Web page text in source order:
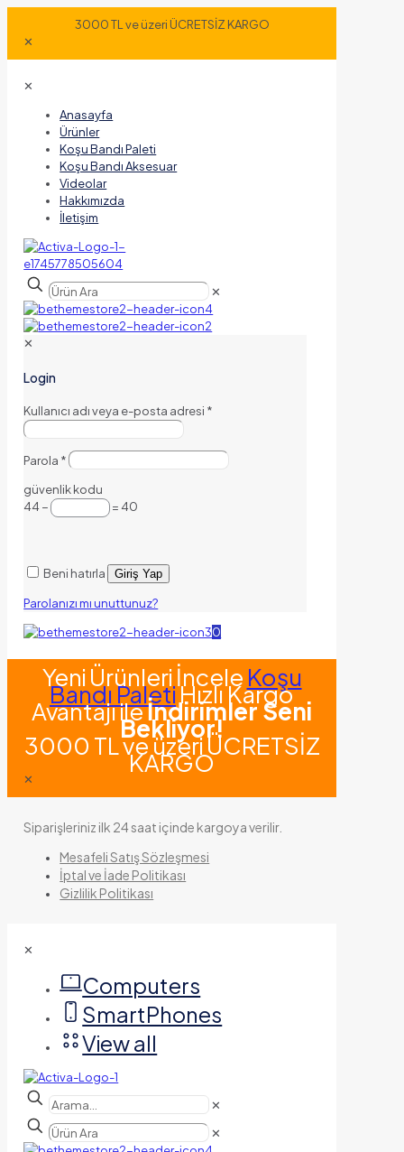
3000 TL ve üzeri ÜCRETSİZ KARGO
✕
✕
Anasayfa
Ürünler
Koşu Bandı Paleti
Koşu Bandı Aksesuar
Videolar
Hakkımızda
İletişim
✕
✕
Login
Kullanıcı adı veya e-posta adresi *
Parola *
güvenlik kodu
44 −
= 40
Beni hatırla Giriş Yap
Parolanızı mı unuttunuz?
0
Yeni Ürünleri İncele Koşu
Bandı PaletiHızlı Kargo
Avantajı ileİndirimler Seni
Bekliyor!
3000 TL ve üzeri ÜCRETSİZ
KARGO
✕
Siparişleriniz ilk 24 saat içinde kargoya verilir.
Mesafeli Satış Sözleşmesi
İptal ve İade Politikası
Gizlilik Politikası
✕
Computers
SmartPhones
View all
✕
✕